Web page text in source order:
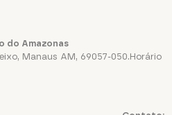
do Amazonas
Manaus AM, 69057-050.Horário